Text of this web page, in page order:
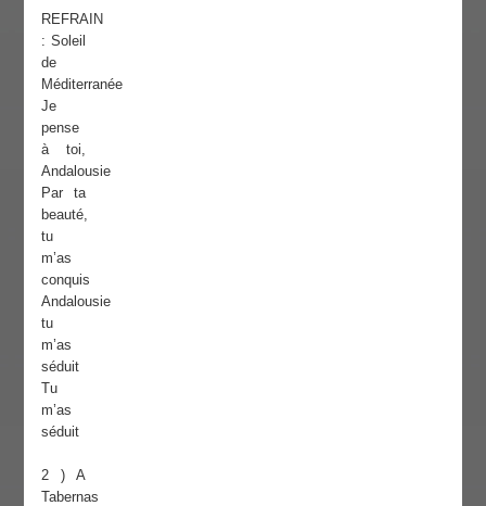
REFRAIN
: Soleil
de
Méditerranée
Je
pense
à toi,
Andalousie
Par ta
beauté,
tu
m’as
conquis
Andalousie
tu
m’as
séduit
Tu
m’as
séduit
2 ) A
Tabernas